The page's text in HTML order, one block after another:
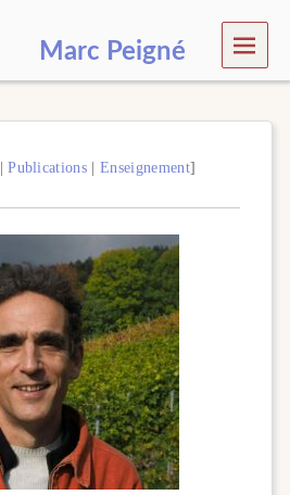
Marc Peigné
MEN
U
|Publications | Enseignement]